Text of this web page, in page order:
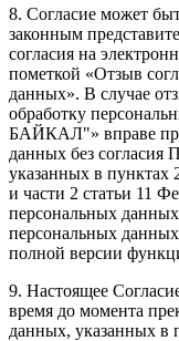
8. Согласие может
законным
согласия на
пометкой «Отзыв
данных». В случае
обработку
БАЙКАЛ"» вправе
данных без согласия
указанных в пунктах
и части 2 статьи 11
персональных
персональных
полной версии
9. Настоящее
время до момента
данных, указанных в